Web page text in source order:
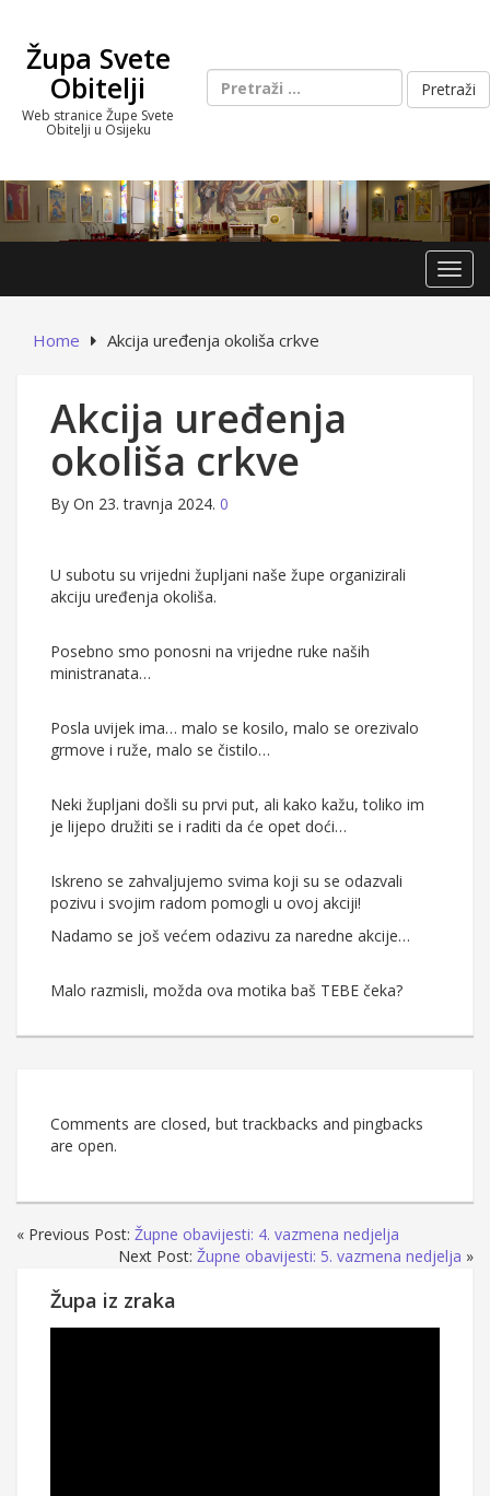
contentŽupa Svete
Obitelji
Web stranice Župe Svete
Obitelji u Osijeku
Pretraži:
Home Akcija uređenja okoliša crkve
Akcija uređenja
okoliša crkve
By On 23. travnja 2024. 0
U subotu su vrijedni župljani naše župe organizirali
akciju uređenja okoliša.
Posebno smo ponosni na vrijedne ruke naših
ministranata…
Posla uvijek ima… malo se kosilo, malo se orezivalo
grmove i ruže, malo se čistilo…
Neki župljani došli su prvi put, ali kako kažu, toliko im
je lijepo družiti se i raditi da će opet doći…
Iskreno se zahvaljujemo svima koji su se odazvali
pozivu i svojim radom pomogli u ovoj akciji!
Nadamo se još većem odazivu za naredne akcije…
Malo razmisli, možda ova motika baš TEBE čeka?
Comments are closed, but trackbacks and pingbacks
are open.
« Previous Post: Župne obavijesti: 4. vazmena nedjelja
Next Post: Župne obavijesti: 5. vazmena nedjelja »
Župa iz zraka